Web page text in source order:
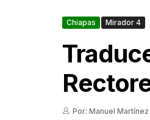
Chiapas Mirador 4
Por: Manuel Martínez